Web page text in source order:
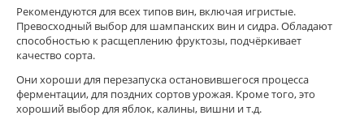
Рекомендуются для всех типов вин, включая игристые.
Превосходный выбор для шампанских вин и сидра. Обладают
способностью к расщеплению фруктозы, подчёркивает
качество сорта.
Они хороши для перезапуска остановившегося процесса
ферментации, для поздних сортов урожая. Кроме того, это
хороший выбор для яблок, калины, вишни и т.д.